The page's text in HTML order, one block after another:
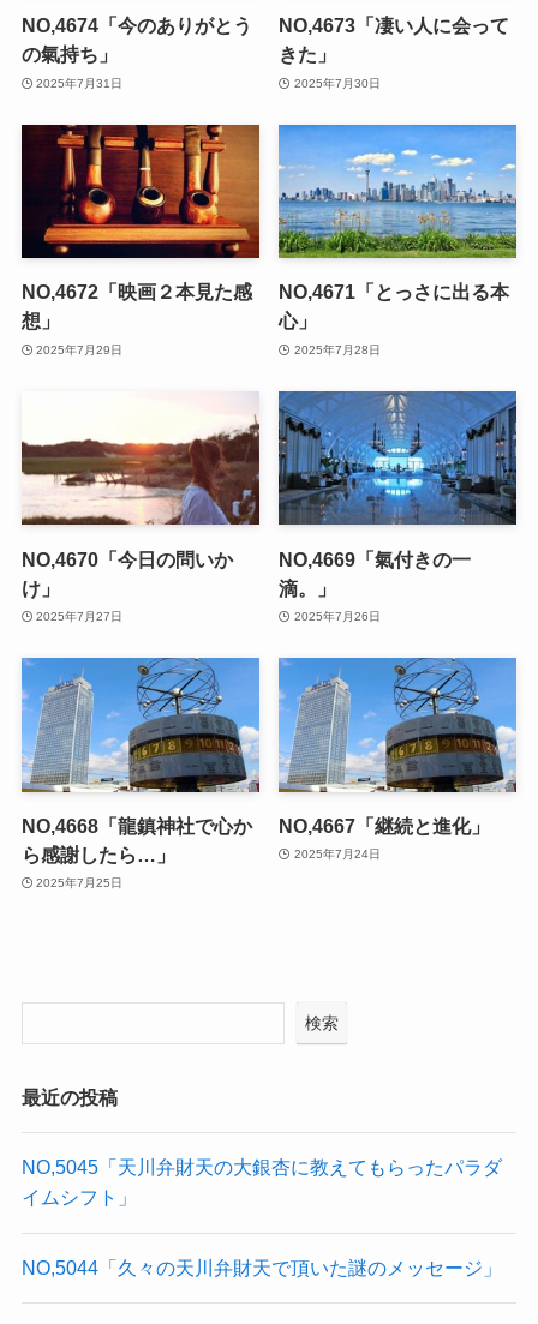
NO,4674「今のありがとう
の氣持ち」
2025年7月31日
NO,4673「凄い人に会って
きた」
2025年7月30日
NO,4672「映画２本見た感
想」
2025年7月29日
NO,4671「とっさに出る本
心」
2025年7月28日
NO,4670「今日の問いか
け」
2025年7月27日
NO,4669「氣付きの一
滴。」
2025年7月26日
NO,4668「龍鎮神社で心か
ら感謝したら…」
2025年7月25日
NO,4667「継続と進化」
2025年7月24日
検索
最近の投稿
NO,5045「天川弁財天の大銀杏に教えてもらったパラダ
イムシフト」
NO,5044「久々の天川弁財天で頂いた謎のメッセージ」